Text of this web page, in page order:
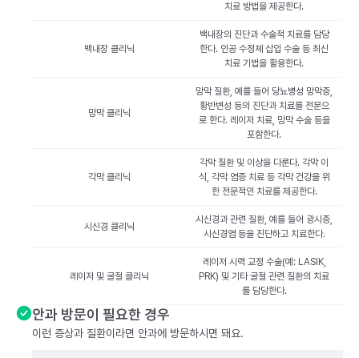
치료 방법을 제공한다.
백내장 클리닉
백내장의 진단과 수술적 치료를 담당
한다. 인공 수정체 삽입 수술 등 최신
치료 기법을 활용한다.
망막 클리닉
망막 질환, 예를 들어 당뇨병성 망막증,
황반변성 등의 진단과 치료를 전문으
로 한다. 레이저 치료, 망막 수술 등을
포함한다.
각막 클리닉
각막 질환 및 이상을 다룬다. 각막 이
식, 각막 염증 치료 등 각막 건강을 위
한 전문적인 치료를 제공한다.
시신경 클리닉
시신경과 관련 질환, 예를 들어 광시증,
시신경염 등을 진단하고 치료한다.
레이저 및 굴절 클리닉
레이저 시력 교정 수술(예: LASIK,
PRK) 및 기타 굴절 관련 질환의 치료
를 담당한다.
안과 방문이 필요한 경우
이런 증상과 질환이라면 안과에 방문하시면 돼요.